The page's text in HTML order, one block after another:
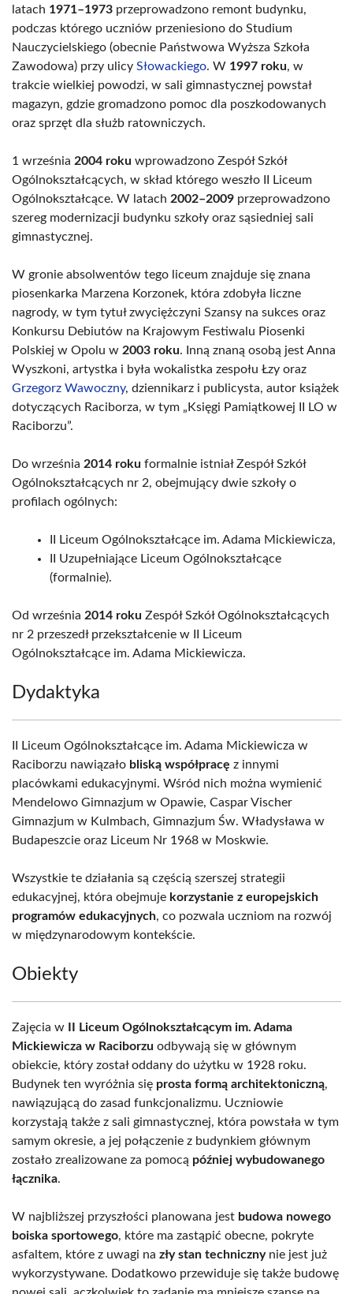
latach 1971–1973 przeprowadzono remont budynku,
podczas którego uczniów przeniesiono do Studium
Nauczycielskiego (obecnie Państwowa Wyższa Szkoła
Zawodowa) przy ulicy Słowackiego. W 1997 roku, w
trakcie wielkiej powodzi, w sali gimnastycznej powstał
magazyn, gdzie gromadzono pomoc dla poszkodowanych
oraz sprzęt dla służb ratowniczych.
1 września 2004 roku wprowadzono Zespół Szkół
Ogólnokształcących, w skład którego weszło II Liceum
Ogólnokształcące. W latach 2002–2009 przeprowadzono
szereg modernizacji budynku szkoły oraz sąsiedniej sali
gimnastycznej.
W gronie absolwentów tego liceum znajduje się znana
piosenkarka Marzena Korzonek, która zdobyła liczne
nagrody, w tym tytuł zwyciężczyni Szansy na sukces oraz
Konkursu Debiutów na Krajowym Festiwalu Piosenki
Polskiej w Opolu w 2003 roku. Inną znaną osobą jest Anna
Wyszkoni, artystka i była wokalistka zespołu Łzy oraz
Grzegorz Wawoczny, dziennikarz i publicysta, autor książek
dotyczących Raciborza, w tym „Księgi Pamiątkowej II LO w
Raciborzu”.
Do września 2014 roku formalnie istniał Zespół Szkół
Ogólnokształcących nr 2, obejmujący dwie szkoły o
profilach ogólnych:
II Liceum Ogólnokształcące im. Adama Mickiewicza,
II Uzupełniające Liceum Ogólnokształcące
(formalnie).
Od września 2014 roku Zespół Szkół Ogólnokształcących
nr 2 przeszedł przekształcenie w II Liceum
Ogólnokształcące im. Adama Mickiewicza.
Dydaktyka
II Liceum Ogólnokształcące im. Adama Mickiewicza w
Raciborzu nawiązało bliską współpracę z innymi
placówkami edukacyjnymi. Wśród nich można wymienić
Mendelowo Gimnazjum w Opawie, Caspar Vischer
Gimnazjum w Kulmbach, Gimnazjum Św. Władysława w
Budapeszcie oraz Liceum Nr 1968 w Moskwie.
Wszystkie te działania są częścią szerszej strategii
edukacyjnej, która obejmuje korzystanie z europejskich
programów edukacyjnych, co pozwala uczniom na rozwój
w międzynarodowym kontekście.
Obiekty
Zajęcia w
II Liceum Ogólnokształcącym im. Adama
Mickiewicza w Raciborzu odbywają się w głównym
obiekcie, który został oddany do użytku w 1928 roku.
Budynek ten wyróżnia się prosta formą architektoniczną,
nawiązującą do zasad funkcjonalizmu. Uczniowie
korzystają także z sali gimnastycznej, która powstała w tym
samym okresie, a jej połączenie z budynkiem głównym
zostało zrealizowane za pomocą później wybudowanego
łącznika.
W najbliższej przyszłości planowana jest budowa nowego
boiska sportowego, które ma zastąpić obecne, pokryte
asfaltem, które z uwagi na zły stan technicznynie jest już
wykorzystywane. Dodatkowo przewiduje się także budowę